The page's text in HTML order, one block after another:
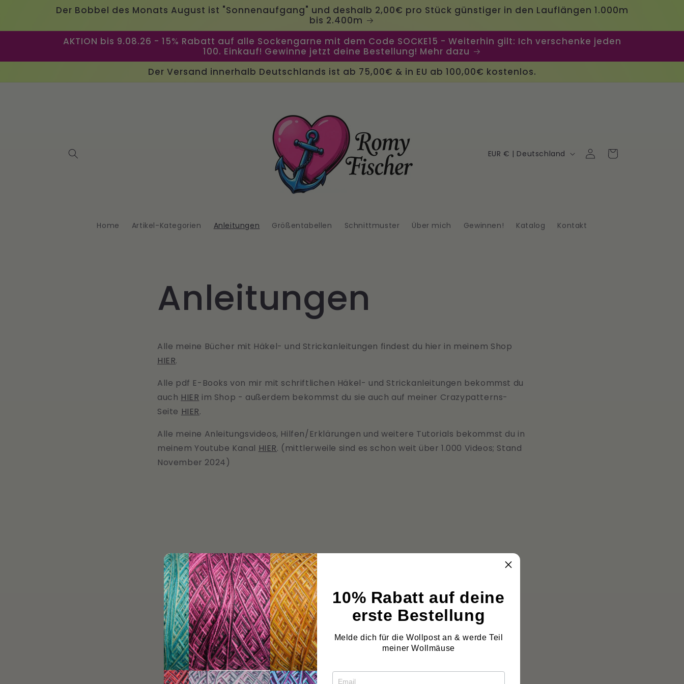
Der Bobbel des Monats August ist "Sonnenaufgang" und deshalb 2,00€ pro Stück günstiger in den Lauflängen 1.000m
bis 2.400m
AKTION bis 9.08.26 - 15% Rabatt auf alle Sockengarne mit dem Code SOCKE15 - Weiterhin gilt: Ich verschenke jeden
100. Einkauf! Gewinne jetzt deine Bestellung! Mehr dazu
Der Versand innerhalb Deutschlands ist ab 75,00€ & in EU ab 100,00€ kostenlos.
Home Artikel-Kategorien Anleitungen Größentabellen Schnittmuster Über mich Gewinnen! Katalog Kontakt
L
/
n
EUR € | Deutschland EinloggenWarenkorb
Anleitungen
Alle meine Bücher mit Häkel- und Strickanleitungen findest du hier in meinem Shop
HIER.
Alle pdf E-Books von mir mit schriftlichen Häkel- und Strickanleitungen bekommst du
auch HIER im Shop - außerdem bekommst du sie auch auf meiner Crazypatterns-
Seite HIER.
Alle meine Anleitungsvideos, Hilfen/Erklärungen und weitere Tutorials bekommst du in
meinem Youtube Kanal HIER. (mittlerweile sind es schon weit über 1.000 Videos; Stand
November 2024)
Widerruf erklären
Füllen Sie das folgende Formular aus, um Ihre Widerrufserklärung abzugeben.
10% Rabatt auf deine
erste Bestellung
Melde dich für die Wollpost an & werde Teil
meiner Wollmäuse